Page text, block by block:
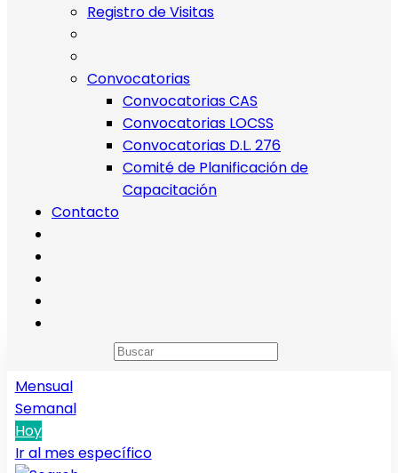
Registro de Visitas
Convocatorias
Convocatorias CAS
Convocatorias LOCSS
Convocatorias D.L. 276
Comité de Planificación de
Capacitación
Contacto
Calendario de eventos
Mensual
Semanal
Hoy
Ir al mes específico